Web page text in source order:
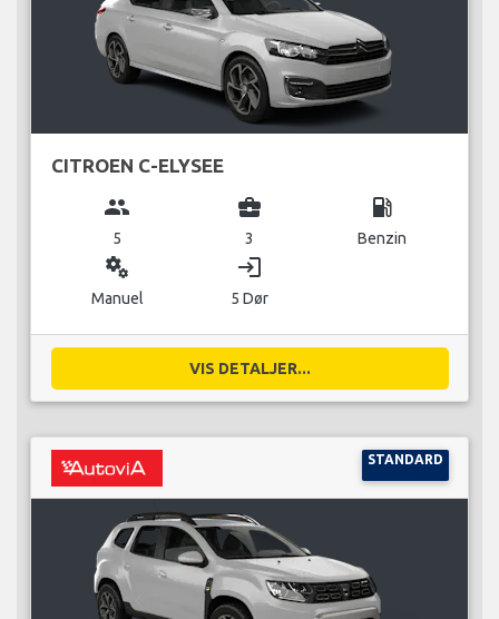
CITROEN C-ELYSEE
group
5
business_center
3
local_gas_station
Benzin
miscellaneous_services
Manuel
login
5 Dør
VIS DETALJER...
STANDARD